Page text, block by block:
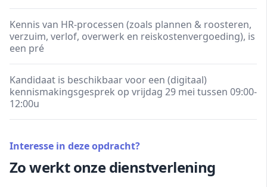
Kennis van HR-processen (zoals plannen & roosteren,
verzuim, verlof, overwerk en reiskostenvergoeding), is
een pré
Kandidaat is beschikbaar voor een (digitaal)
kennismakingsgesprek op vrijdag 29 mei tussen 09:00-
12:00u
Interesse in deze opdracht?
Zo werkt onze dienstverlening